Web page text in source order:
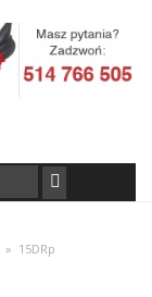
» 15DRp